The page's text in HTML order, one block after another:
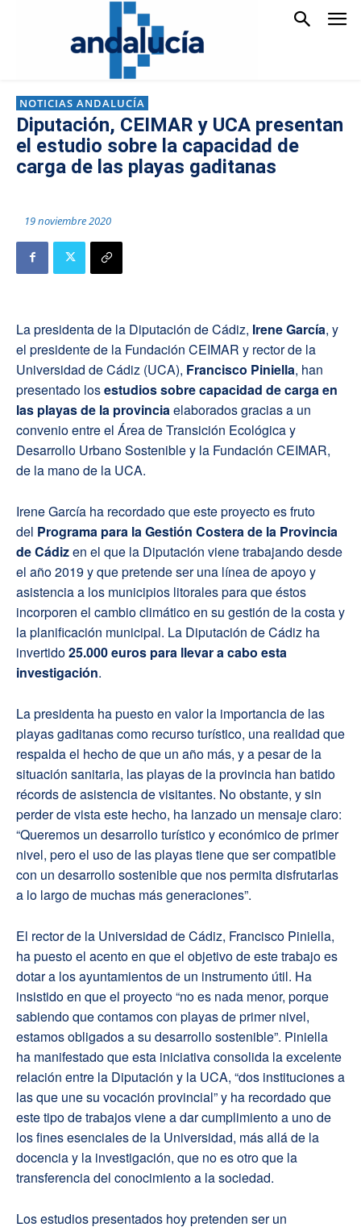
NOTICIAS ANDALUCÍA
Diputación, CEIMAR y UCA presentan
el estudio sobre la capacidad de
carga de las playas gaditanas
19 noviembre 2020
La presidenta de la Diputación de Cádiz, Irene García, y
el presidente de la Fundación CEIMAR y rector de la
Universidad de Cádiz (UCA), Francisco Piniella, han
presentado losestudios sobre capacidad de carga en
las playas de la provincia elaborados gracias a un
convenio entre el Área de Transición Ecológica y
Desarrollo Urbano Sostenible y la Fundación CEIMAR,
de la mano de la UCA.
Irene García ha recordado que este proyecto es fruto
del Programa para la Gestión Costera de la Provincia
de Cádizen el que la Diputación viene trabajando desde
el año 2019 y que pretende ser una línea de apoyo y
asistencia a los municipios litorales para que éstos
incorporen el cambio climático en su gestión de la costa y
la planificación municipal. La Diputación de Cádiz ha
invertido25.000 euros para llevar a cabo esta
investigación.
La presidenta ha puesto en valor la importancia de las
playas gaditanas como recurso turístico, una realidad que
respalda el hecho de que un año más, y a pesar de la
situación sanitaria, las playas de la provincia han batido
récords de asistencia de visitantes. No obstante, y sin
perder de vista este hecho, ha lanzado un mensaje claro:
“Queremos un desarrollo turístico y económico de primer
nivel, pero el uso de las playas tiene que ser compatible
con un desarrollo sostenible que nos permita disfrutarlas
a lo largo de muchas más generaciones”.
El rector de la Universidad de Cádiz, Francisco Piniella,
ha puesto el acento en que el objetivo de este trabajo es
dotar a los ayuntamientos de un instrumento útil. Ha
insistido en que el proyecto “no es nada menor, porque
sabiendo que contamos con playas de primer nivel,
estamos obligados a su desarrollo sostenible”. Piniella
ha manifestado que esta iniciativa consolida la excelente
relación entre la Diputación y la UCA, “dos instituciones a
las que une su vocación provincial” y ha recordado que
este tipo de trabajos viene a dar cumplimiento a uno de
los fines esenciales de la Universidad, más allá de la
docencia y la investigación, que no es otro que la
transferencia del conocimiento a la sociedad.
Los estudios presentados hoy pretenden ser un